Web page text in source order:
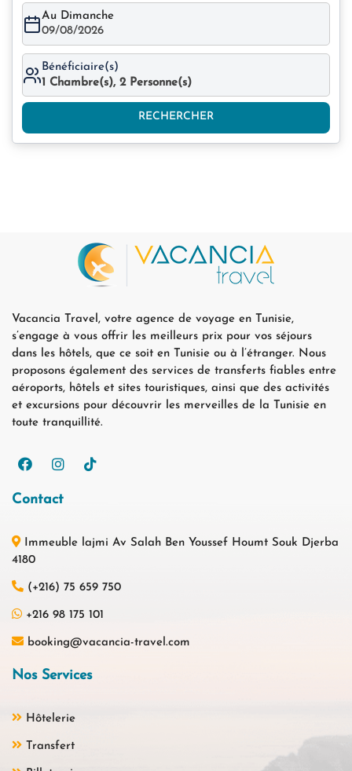
Au Dimanche
09/08/2026
Bénéficiaire(s)
1 Chambre(s), 2 Personne(s)
RECHERCHER
Vacancia Travel, votre agence de voyage en Tunisie,
s’engage à vous offrir les meilleurs prix pour vos séjours
dans les hôtels, que ce soit en Tunisie ou à l’étranger. Nous
proposons également des services de transferts fiables entre
aéroports, hôtels et sites touristiques, ainsi que des activités
et excursions pour découvrir les merveilles de la Tunisie en
toute tranquillité.
Contact
Immeuble lajmi Av Salah Ben Youssef Houmt Souk Djerba
4180
(+216) 75 659 750
+216 98 175 101
booking@vacancia-travel.com
Nos Services
Hôtelerie
Transfert